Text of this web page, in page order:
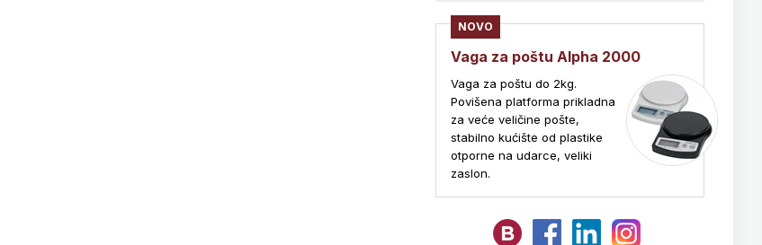
NOVO
Vaga za poštu Alpha 2000
Vaga za poštu do 2kg.
Povišena platforma prikladna
za veće veličine pošte,
stabilno kućište od plastike
otporne na udarce, veliki
zaslon.